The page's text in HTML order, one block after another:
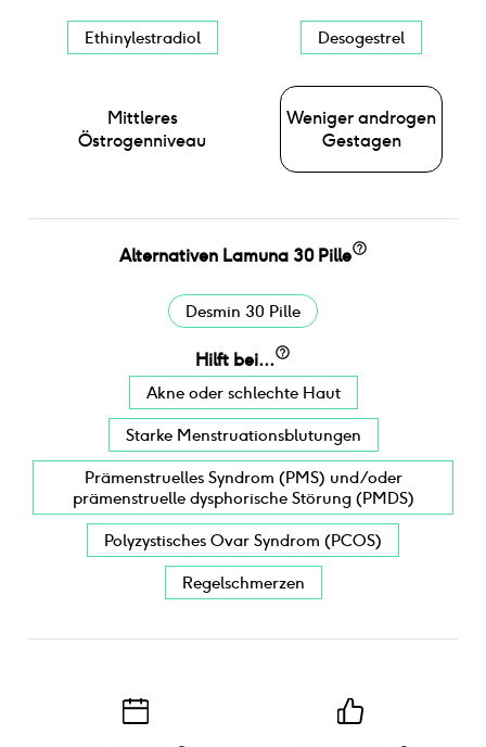
Ethinylestradiol
Mittleres
Östrogenniveau
Desogestrel
Weniger androgen
Gestagen
Alternativen Lamuna 30 Pille
Desmin 30 Pille
Hilft bei...
Akne oder schlechte Haut
Starke Menstruationsblutungen
Prämenstruelles Syndrom (PMS) und/oder
prämenstruelle dysphorische Störung (PMDS)
Polyzystisches Ovar Syndrom (PCOS)
Regelschmerzen